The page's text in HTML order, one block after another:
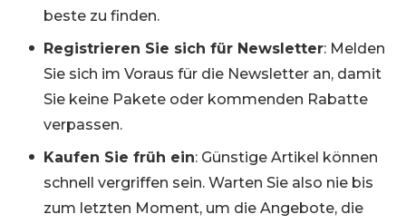
beste zu finden.
Registrieren Sie sich für Newsletter: Melden
Sie sich im Voraus für die Newsletter an, damit
Sie keine Pakete oder kommenden Rabatte
verpassen.
Kaufen Sie früh ein: Günstige Artikel können
schnell vergriffen sein. Warten Sie also nie bis
zum letzten Moment, um die Angebote, die